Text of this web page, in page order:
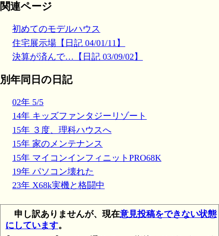
関連ページ
初めてのモデルハウス
住宅展示場【日記 04/01/11】
決算が済んで…【日記 03/09/02】
別年同日の日記
02年 5/5
14年 キッズファンタジーリゾート
15年 ３度、理科ハウスへ
15年 家のメンテナンス
15年 マイコンインフィニットPRO68K
19年 パソコン壊れた
23年 X68k実機と格闘中
申し訳ありませんが、現在意見投稿をできない状態
にしています。